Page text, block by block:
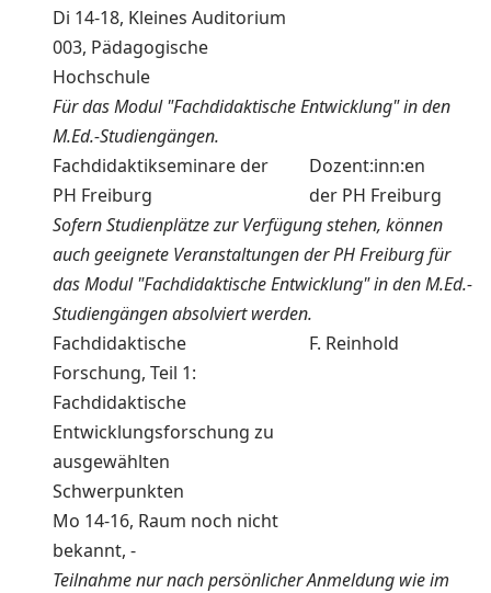
Di 14-18, Kleines Auditorium
003, Pädagogische
Hochschule
Für das Modul "Fachdidaktische Entwicklung" in den
M.Ed.-Studiengängen.
Fachdidaktikseminare der
PH Freiburg
Dozent:inn:en
der PH Freiburg
Sofern Studienplätze zur Verfügung stehen, können
auch geeignete Veranstaltungen der PH Freiburg für
das Modul "Fachdidaktische Entwicklung" in den M.Ed.-
Studiengängen absolviert werden.
Fachdidaktische
Forschung, Teil 1:
Fachdidaktische
Entwicklungsforschung zu
ausgewählten
Schwerpunkten
F. Reinhold
Mo 14-16, Raum noch nicht
bekannt, -
Teilnahme nur nach persönlicher Anmeldung wie im